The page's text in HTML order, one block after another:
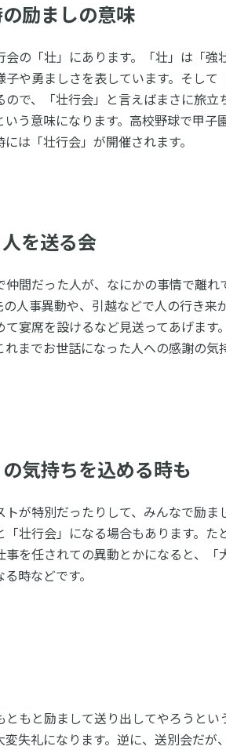
の励ましの意味
の「壮」にあります。「壮」は「強
や勇ましさを表しています。そして
で、「壮行会」と言えばまさに旅立
う意味になります。高校野球で甲子
は「壮行会」が開催されます。
を送る会
間だった人が、なにかの事情で離れ
人事異動や、引越などで人の行き来
宴席を設けるなど見送ってあげます
までお世話になった人への感謝の気
気持ちを込める時も
が特別だったりして、みんなで励ま
壮行会」になる場合もあります。た
を任されての異動とかになると、「
時などです。
もと励まして送り出してやろうとい
失礼になります。逆に、送別会だが